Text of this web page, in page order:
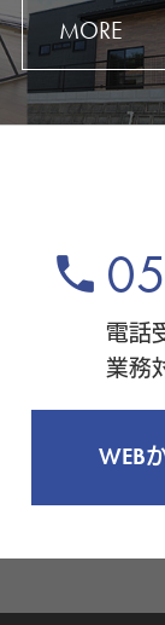
MORE
phone
電話
業務
WEB